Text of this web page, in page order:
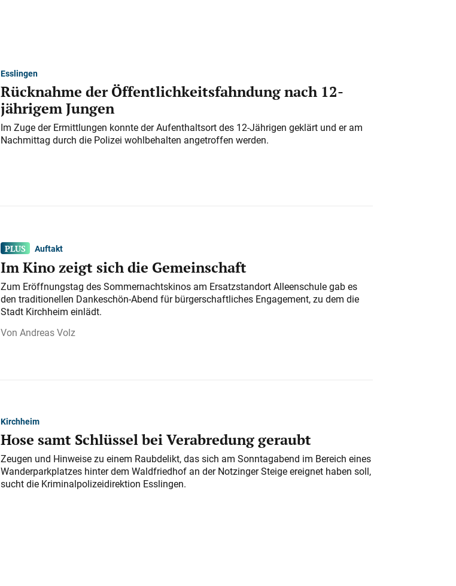
Esslingen
Rücknahme der Öffentlichkeitsfahndung nach 12-
jährigem Jungen
Im Zuge der Ermittlungen konnte der Aufenthaltsort des 12-Jährigen geklärt und er am
Nachmittag durch die Polizei wohlbehalten angetroffen werden.
Auftakt
Im Kino zeigt sich die Gemeinschaft
Zum Eröffnungstag des Sommernachtskinos am Ersatzstandort Alleenschule gab es
den traditionellen Dankeschön-Abend für bürgerschaftliches Engagement, zu dem die
Stadt Kirchheim einlädt.
Andreas Volz
Kirchheim
Hose samt Schlüssel bei Verabredung geraubt
Zeugen und Hinweise zu einem Raubdelikt, das sich am Sonntagabend im Bereich eines
Wanderparkplatzes hinter dem Waldfriedhof an der Notzinger Steige ereignet haben soll,
sucht die Kriminalpolizeidirektion Esslingen.